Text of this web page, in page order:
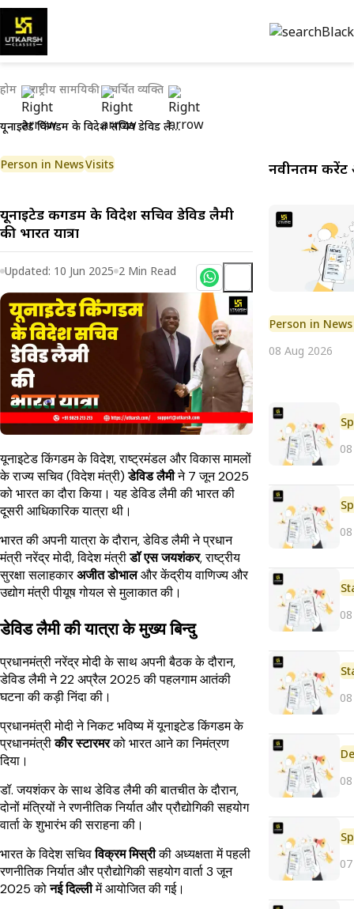
होम राष्ट्रीय सामयिकी चर्चित व्यक्ति
यूनाइटेड किंगडम के विदेश सचिव डेविड लैमी की भारत यात्रा
Person in NewsVisits
यूनाइटेड किंगडम के विदेश सचिव डेविड लैमी
की भारत यात्रा
Updated: 10 Jun 2025 2 Min Read
यूनाइटेड किंगडम के विदेश, राष्ट्रमंडल और विकास मामलों
के राज्य सचिव (विदेश मंत्री)डेविड लैमीने 7 जून 2025
को भारत का दौरा किया। यह डेविड लैमी की भारत की
दूसरी आधिकारिक यात्रा थी।
भारत की अपनी यात्रा के दौरान, डेविड लैमी ने प्रधान
मंत्री नरेंद्र मोदी, विदेश मंत्रीडॉ एस जयशंकर, राष्ट्रीय
सुरक्षा सलाहकारअजीत डोभालऔर केंद्रीय वाणिज्य और
उद्योग मंत्री पीयूष गोयल से मुलाकात की।
डेविड लैमी की यात्रा के मुख्य बिन्दु
प्रधानमंत्री नरेंद्र मोदी के साथ अपनी बैठक के दौरान,
डेविड लैमी ने 22 अप्रैल 2025 की पहलगाम आतंकी
घटना की कड़ी निंदा की।
प्रधानमंत्री मोदी ने निकट भविष्य में यूनाइटेड किंगडम के
प्रधानमंत्रीकीर स्टारमरको भारत आने का निमंत्रण
दिया।
डॉ. जयशंकर के साथ डेविड लैमी की बातचीत के दौरान,
दोनों मंत्रियों ने रणनीतिक निर्यात और प्रौद्योगिकी सहयोग
वार्ता के शुभारंभ की सराहना की।
भारत के विदेश सचिवविक्रम मिस्रीकी अध्यक्षता में पहली
रणनीतिक निर्यात और प्रौद्योगिकी सहयोग वार्ता 3 जून
2025 कोनई दिल्लीमें आयोजित की गई।
नवीनतम करेंट
Person in News
08 Aug 2026